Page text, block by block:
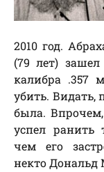
2010 год.
(79 лет)
калибра .357
убить. Видать,
была.
успел ранить
чем его
некто Дональд